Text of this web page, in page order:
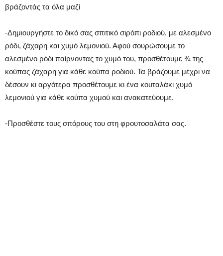
βράζοντάς τα όλα μαζί
-Δημιουργήστε το δικό σας σπιτικό σιρόπι ροδιού, με αλεσμένο
ρόδι, ζάχαρη και χυμό λεμονιού. Αφού σουρώσουμε το
αλεσμένο ρόδι παίρνοντας το χυμό του, προσθέτουμε ¾ της
κούπας ζάχαρη για κάθε κούπα ροδιού. Τα βράζουμε μέχρι να
δέσουν κι αργότερα προσθέτουμε κι ένα κουταλάκι χυμό
λεμονιού για κάθε κούπα χυμού και ανακατεύουμε.
-Προσθέστε τους σπόρους του στη φρουτοσαλάτα σας.